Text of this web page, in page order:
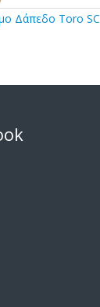
Δάπεδο Toro SC